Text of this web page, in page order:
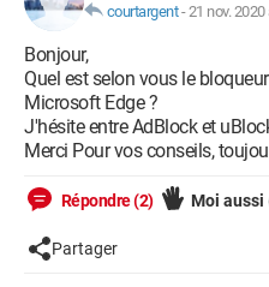
courtargent-21 nov. 2020
Bonjour,
Quel est selon vous le
Microsoft Edge ?
J'hésite entre AdBlock et
Merci Pour vos conseils,
Répondre (2) Moi aussi
Partager